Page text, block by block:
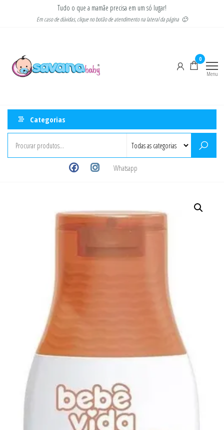
Tudo o que a mamãe precisa em um só lugar!
Em caso de dúvidas, clique no botão de atendimento na lateral da página 🙂
0
Menu
Categorias
Whatsapp